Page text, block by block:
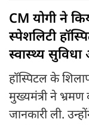
CM योगी ने
स्पेशलिटी
स्वास्थ्य
हॉस्पिटल के
मुख्यमंत्री ने
जानकारी ली.